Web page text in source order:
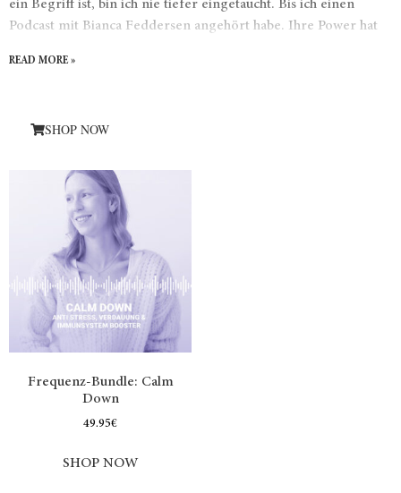
ein Begriff ist, bin ich nie tiefer eingetaucht. Bis ich einen
Podcast mit Bianca Feddersen angehört habe. Ihre Power hat
Leben besteht für mich aus Tönen, Klang, Farben. Es gibt so
READ MORE »
SHOP NOW
Frequenz-Bundle: Calm
Down
49.95€
SHOP NOW